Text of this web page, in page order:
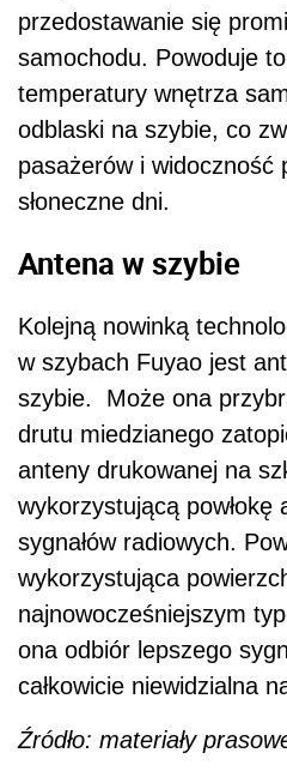
przedostawanie się
samochodu. Powoduje
temperatury wnętrza
odblaski na szybie, co
pasażerów i widoczność
słoneczne dni.
Antena w szybie
Kolejną nowinką
w szybach Fuyao jest
szybie. Może ona
drutu miedzianego
anteny drukowanej na
wykorzystującą
sygnałów radiowych.
wykorzystująca
najnowocześniejszym
ona odbiór lepszego
całkowicie niewidzialna
Źródło: materiały